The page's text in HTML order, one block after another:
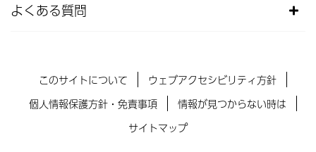
よくある質問
このサイトについて
ウェブアクセシビリティ方針
個人情報保護方針・免責事項
情報が見つからない時は
サイトマップ